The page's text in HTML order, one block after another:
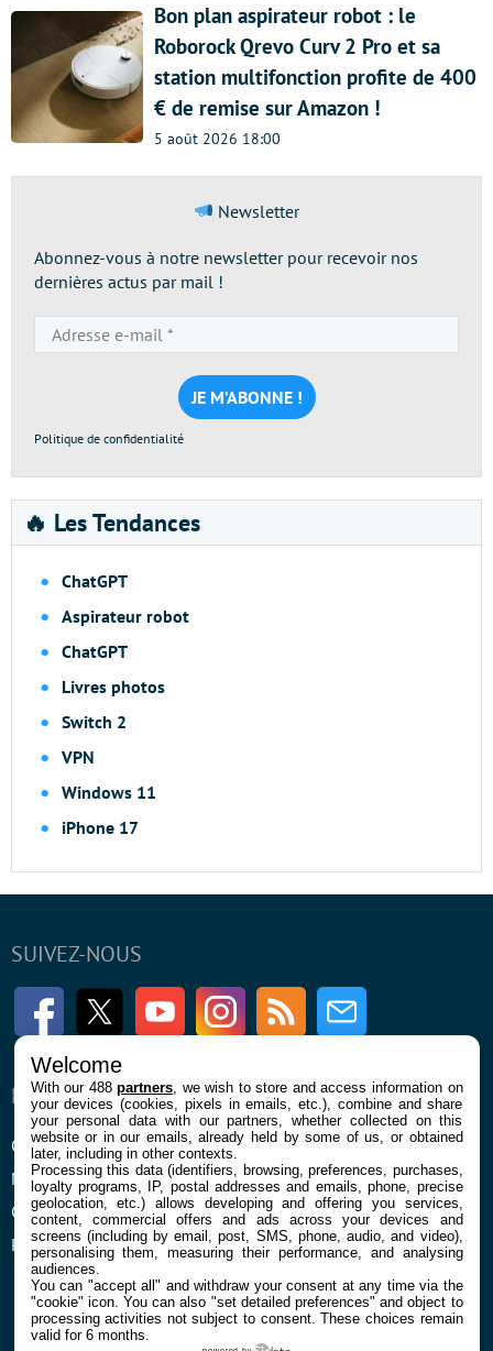
Bon plan aspirateur robot : le
Roborock Qrevo Curv 2 Pro et sa
station multifonction profite de 400
€ de remise sur Amazon !
5 août 2026 18:00
Newsletter
Abonnez-vous à notre newsletter pour recevoir nos
dernières actus par mail !
e-
mail
*
Politique de confidentialité
🔥 Les Tendances
ChatGPT
Aspirateur robot
ChatGPT
Livres photos
Switch 2
VPN
Windows 11
iPhone 17
SUIVEZ-NOUS
FacebookTwitter Youtube InstagramRSS Newsletter
ENTREPRISE
Qui sommes nous
Mentions légales et CGU
Confidentialité et Cookies
Préférences cookies
À PROPOS
La rédaction
Contact
Welcome
With our 488partners , we wish to store and access information on
your devices (cookies, pixels in emails, etc.), combine and share
your personal data with our partners, whether collected on this
website or in our emails, already held by some of us, or obtained
later, including in other contexts.
Processing this data (identifiers, browsing, preferences, purchases,
loyalty programs, IP, postal addresses and emails, phone, precise
geolocation, etc.) allows developing and offering you services,
content, commercial offers and ads across your devices and
screens (including by email, post, SMS, phone, audio, and video),
personalising them, measuring their performance, and analysing
audiences.
You can "accept all" and withdraw your consent at any time via the
"cookie" icon. You can also "set detailed preferences" and object to
processing activities not subject to consent. These choices remain
valid for 6 months.